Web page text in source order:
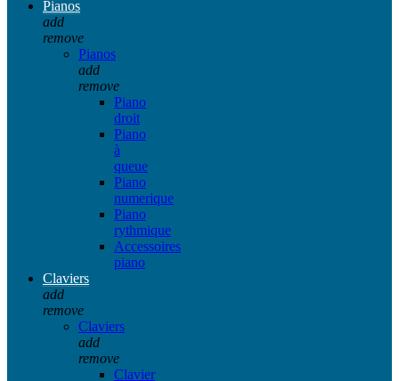
Pianos
add
remove
Pianos
add
remove
Piano
droit
Piano
à
queue
Piano
numerique
Piano
rythmique
Accessoires
piano
Claviers
add
remove
Claviers
add
remove
Clavier